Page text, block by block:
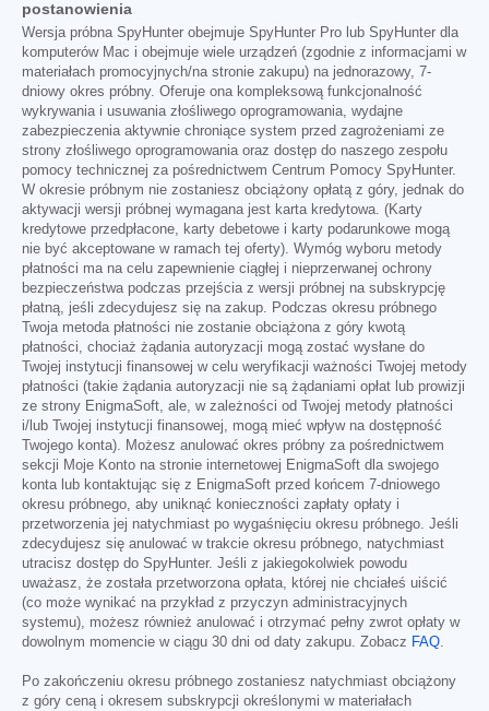
postanowienia
Wersja próbna SpyHunter obejmuje SpyHunter Pro lub SpyHunter dla
komputerów Mac i obejmuje wiele urządzeń (zgodnie z informacjami w
materiałach promocyjnych/na stronie zakupu) na jednorazowy, 7-
dniowy okres próbny. Oferuje ona kompleksową funkcjonalność
wykrywania i usuwania złośliwego oprogramowania, wydajne
zabezpieczenia aktywnie chroniące system przed zagrożeniami ze
strony złośliwego oprogramowania oraz dostęp do naszego zespołu
pomocy technicznej za pośrednictwem Centrum Pomocy SpyHunter.
W okresie próbnym nie zostaniesz obciążony opłatą z góry, jednak do
aktywacji wersji próbnej wymagana jest karta kredytowa. (Karty
kredytowe przedpłacone, karty debetowe i karty podarunkowe mogą
nie być akceptowane w ramach tej oferty). Wymóg wyboru metody
płatności ma na celu zapewnienie ciągłej i nieprzerwanej ochrony
bezpieczeństwa podczas przejścia z wersji próbnej na subskrypcję
płatną, jeśli zdecydujesz się na zakup. Podczas okresu próbnego
Twoja metoda płatności nie zostanie obciążona z góry kwotą
płatności, chociaż żądania autoryzacji mogą zostać wysłane do
Twojej instytucji finansowej w celu weryfikacji ważności Twojej metody
płatności (takie żądania autoryzacji nie są żądaniami opłat lub prowizji
ze strony EnigmaSoft, ale, w zależności od Twojej metody płatności
i/lub Twojej instytucji finansowej, mogą mieć wpływ na dostępność
Twojego konta). Możesz anulować okres próbny za pośrednictwem
sekcji Moje Konto na stronie internetowej EnigmaSoft dla swojego
konta lub kontaktując się z EnigmaSoft przed końcem 7-dniowego
okresu próbnego, aby uniknąć konieczności zapłaty opłaty i
przetworzenia jej natychmiast po wygaśnięciu okresu próbnego. Jeśli
zdecydujesz się anulować w trakcie okresu próbnego, natychmiast
utracisz dostęp do SpyHunter. Jeśli z jakiegokolwiek powodu
uważasz, że została przetworzona opłata, której nie chciałeś uiścić
(co może wynikać na przykład z przyczyn administracyjnych
systemu), możesz również anulować i otrzymać pełny zwrot opłaty w
dowolnym momencie w ciągu 30 dni od daty zakupu. Zobacz FAQ.
Po zakończeniu okresu próbnego zostaniesz natychmiast obciążony
z góry ceną i okresem subskrypcji określonymi w materiałach